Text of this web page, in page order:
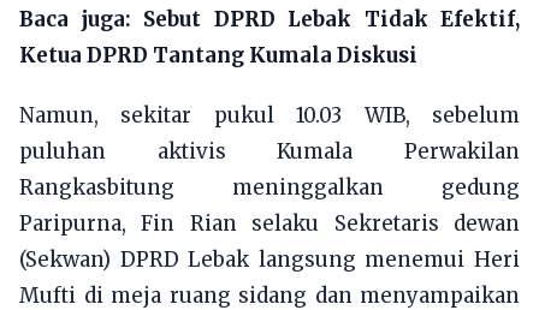
Baca juga: Sebut DPRD Lebak Tidak Efektif,
Ketua DPRD Tantang Kumala Diskusi
Namun, sekitar pukul 10.03 WIB, sebelum
puluhan aktivis Kumala Perwakilan
Rangkasbitung meninggalkan gedung
Paripurna, Fin Rian selaku Sekretaris dewan
(Sekwan) DPRD Lebak langsung menemui Heri
Mufti di meja ruang sidang dan menyampaikan